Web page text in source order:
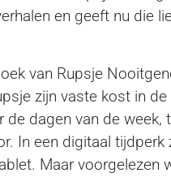
en geeft nu die
van Rupsje
zijn vaste kost in
dagen van de week,
In een digitaal
Maar voorgelezen